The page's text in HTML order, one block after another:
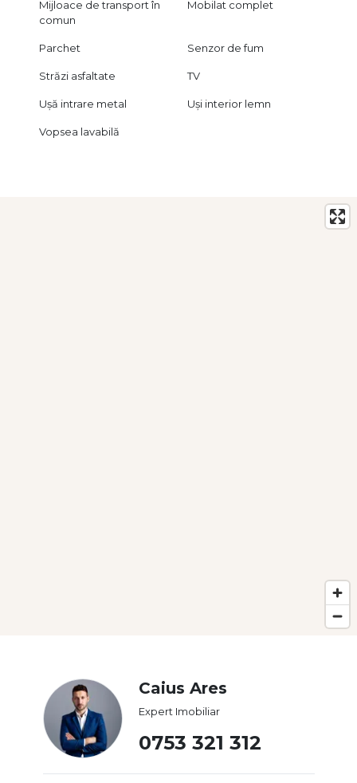
Mijloace de transport în
comun
Mobilat complet
Parchet Senzor de fum
Străzi asfaltate TV
Ușă intrare metal Uși interior lemn
Vopsea lavabilă
Caius Ares
Expert Imobiliar
0753 321 312